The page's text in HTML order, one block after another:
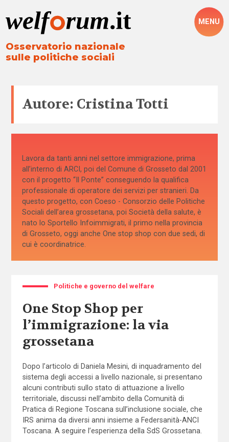
Osservatorio nazionale
sulle politiche sociali
MENU
Autore: Cristina Totti
Lavora da tanti anni nel settore immigrazione, prima
all’interno di ARCI, poi del Comune di Grosseto dal 2001
con il progetto “Il Ponte” conseguendo la qualifica
professionale di operatore dei servizi per stranieri. Da
questo progetto, con Coeso - Consorzio delle Politiche
Sociali dell’area grossetana, poi Società della salute, è
nato lo Sportello Infoimmigrati, il primo nella provincia
di Grosseto, oggi anche One stop shop con due sedi, di
cui è coordinatrice.
Politiche e governo del welfare
One Stop Shop per
l’immigrazione: la via
grossetana
Dopo l’articolo di Daniela Mesini, di inquadramento del
sistema degli accessi a livello nazionale, si presentano
alcuni contributi sullo stato di attuazione a livello
territoriale, discussi nell’ambito della Comunità di
Pratica di Regione Toscana sull’inclusione sociale, che
IRS anima da diversi anni insieme a Federsanità-ANCI
Toscana. A seguire l’esperienza della SdS Grossetana.